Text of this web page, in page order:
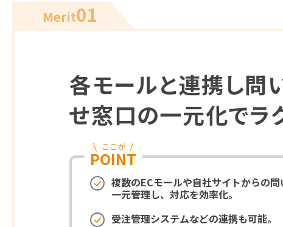
Merit01
各モールと連携し問
せ窓口の一元化でラ
ここが
POINT
複数のECモールや自社サイトからの
一元管理し、対応を効率化。
受注管理システムなどの連携も可能。